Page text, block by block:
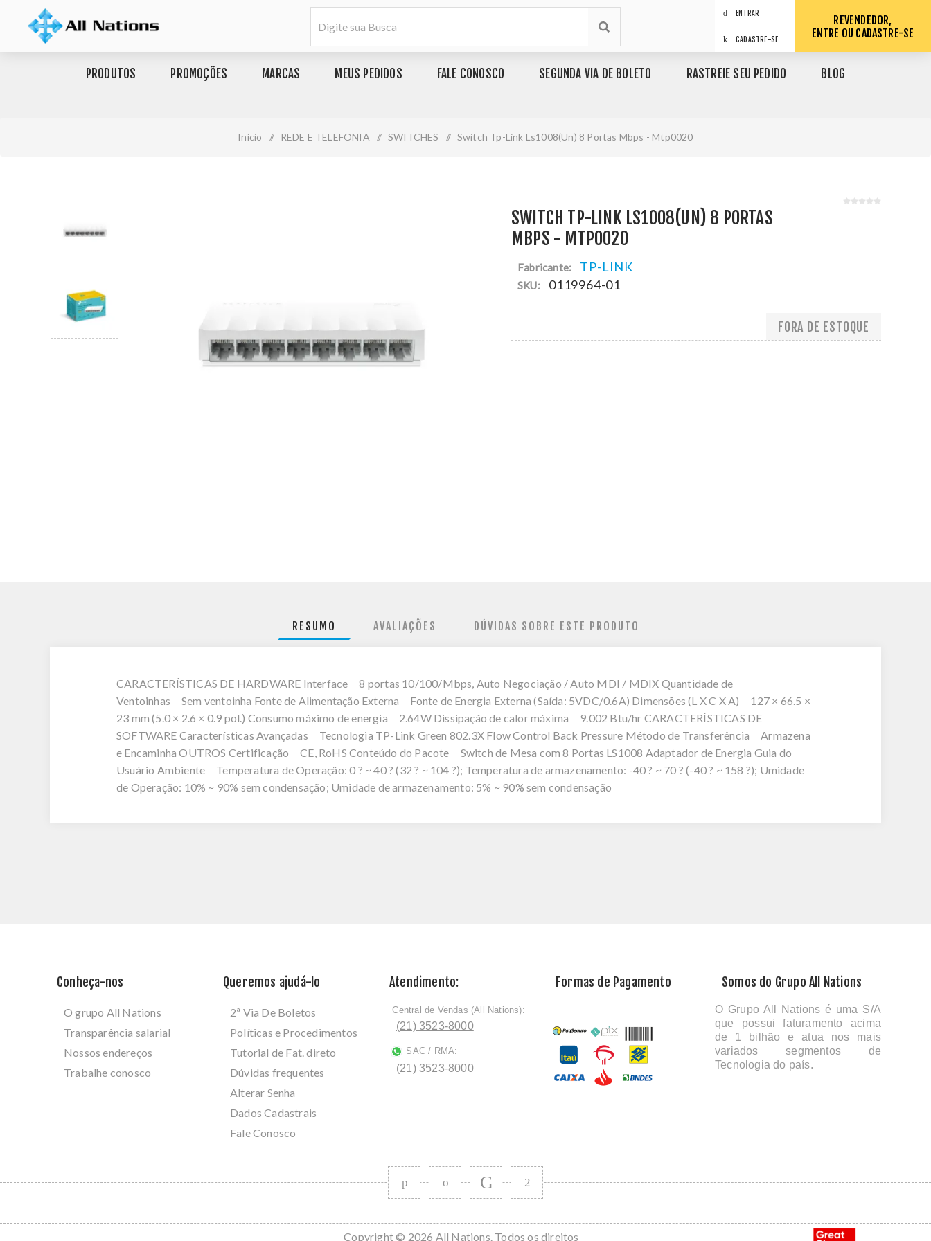
ENTRAR
CADASTRE-SE
REVENDEDOR,
ENTRE OU CADASTRE-SE
PRODUTOS PROMOÇÕES MARCAS MEUS PEDIDOS FALE CONOSCO SEGUNDA VIA DE BOLETO RASTREIE SEU PEDIDO BLOG
Início / REDE E TELEFONIA / SWITCHES / Switch Tp-Link Ls1008(Un) 8 Portas Mbps - Mtp0020
SWITCH TP-LINK LS1008(UN) 8 PORTAS
MBPS - MTP0020
Fabricante: TP-LINK
SKU: 0119964-01
FORA DE ESTOQUE
RESUMO AVALIAÇÕES DÚVIDAS SOBRE ESTE PRODUTO
CARACTERÍSTICAS DE HARDWARE Interface 8 portas 10/100/Mbps, Auto Negociação / Auto MDI / MDIX Quantidade de
Ventoinhas Sem ventoinha Fonte de Alimentação Externa Fonte de Energia Externa (Saída: 5VDC/0.6A) Dimensões (L X C X A) 127 × 66.5 ×
23 mm (5.0 × 2.6 × 0.9 pol.) Consumo máximo de energia 2.64W Dissipação de calor máxima 9.002 Btu/hr CARACTERÍSTICAS DE
SOFTWARE Características Avançadas Tecnologia TP-Link Green 802.3X Flow Control Back Pressure Método de Transferência Armazena
e Encaminha OUTROS Certificação CE, RoHS Conteúdo do Pacote Switch de Mesa com 8 Portas LS1008 Adaptador de Energia Guia do
Usuário Ambiente Temperatura de Operação: 0 ? ~ 40 ? (32 ? ~ 104 ?); Temperatura de armazenamento: -40 ? ~ 70 ? (-40 ? ~ 158 ?); Umidade
de Operação: 10% ~ 90% sem condensação; Umidade de armazenamento: 5% ~ 90% sem condensação
Conheça-nos
O grupo All Nations
Transparência salarial
Nossos endereços
Trabalhe conosco
Queremos ajudá-lo
2ª Via De Boletos
Políticas e Procedimentos
Tutorial de Fat. direto
Dúvidas frequentes
Alterar Senha
Dados Cadastrais
Fale Conosco
Atendimento:
ﾠCentral de Vendas (All Nations):
(21) 3523-8000
SAC / RMA:
(21) 3523-8000
Formas de Pagamento Somos do Grupo All Nations
O Grupo All Nations é uma S/A
que possui faturamento acima
de 1 bilhão e atua nos mais
variados segmentos de
Tecnologia do país.
Copyright © 2026 All Nations. Todos os direitos